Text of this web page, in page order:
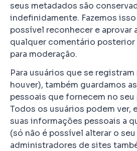
seus metadados são
indefinidamente. Fazemos isso
possível reconhecer e aprovar
qualquer comentário
para moderação.
Para usuários que se
houver), também guardamos
pessoais que fornecem no
Todos os usuários podem ver,
suas informações pessoais a
(só não é possível alterar o
administradores de sites